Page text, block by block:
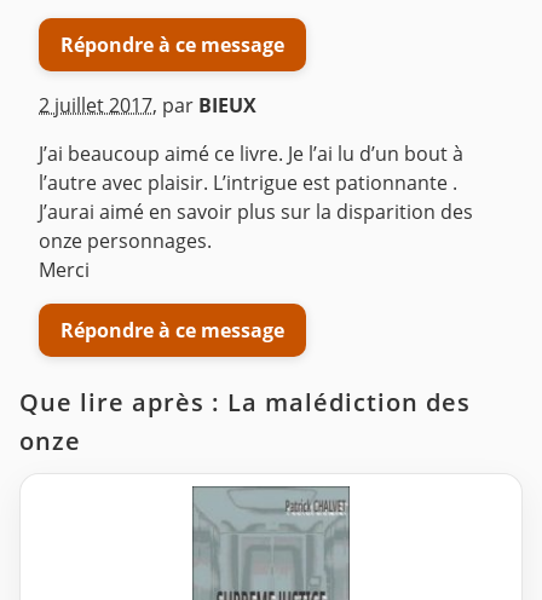
Répondre à ce message
2 juillet 2017, par BIEUX
J’ai beaucoup aimé ce livre. Je l’ai lu d’un bout à
l’autre avec plaisir. L’intrigue est pationnante .
J’aurai aimé en savoir plus sur la disparition des
onze personnages.
Merci
Répondre à ce message
Que lire après : La malédiction des
onze